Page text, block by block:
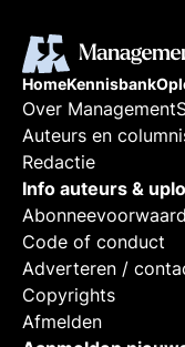
HomeKennisbank
Over
Auteurs en
Redactie
Info auteurs &
Code of conduct
Adverteren /
Copyrights
Afmelden